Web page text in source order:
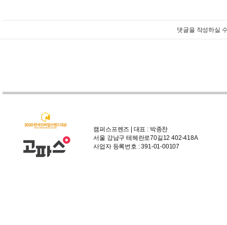
댓글을 작성하실
캠퍼스프렌즈 | 대표 : 박종찬
서울 강남구 테헤란로70길12 402-418A
사업자 등록번호 : 391-01-00107